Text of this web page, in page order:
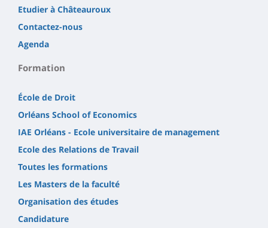
Etudier à Châteauroux
Contactez-nous
Agenda
Formation
École de Droit
Orléans School of Economics
IAE Orléans - Ecole universitaire de management
Ecole des Relations de Travail
Toutes les formations
Les Masters de la faculté
Organisation des études
Candidature